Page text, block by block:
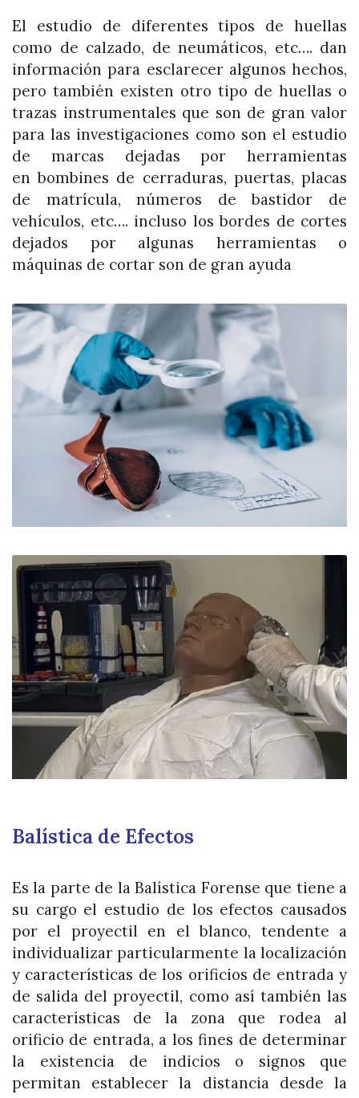
El estudio de diferentes tipos de huellas
como de calzado, de neumáticos, etc…. dan
información para esclarecer algunos hechos,
pero también existen otro tipo de huellas o
trazas instrumentales que son de gran valor
para las investigaciones como son el estudio
de marcas dejadas por herramientas
en bombines de cerraduras, puertas, placas
de matrícula, números de bastidor de
vehículos, etc…. incluso los bordes de cortes
dejados por algunas herramientas o
máquinas de cortar son de gran ayuda
Balística de Efectos
Es la parte de la Balística Forense que tiene a
su cargo el estudio de los efectos causados
por el proyectil en el blanco, tendente a
individualizar particularmente la localización
y características de los orificios de entrada y
de salida del proyectil, como así también las
características de la zona que rodea al
orificio de entrada, a los fines de determinar
la existencia de indicios o signos que
permitan establecer la distancia desde la